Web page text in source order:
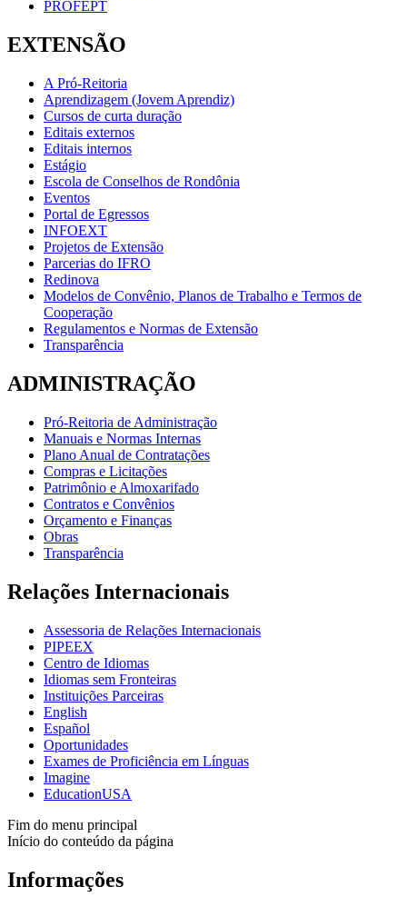
PROFEPT
EXTENSÃO
A Pró-Reitoria
Aprendizagem (Jovem Aprendiz)
Cursos de curta duração
Editais externos
Editais internos
Estágio
Escola de Conselhos de Rondônia
Eventos
Portal de Egressos
INFOEXT
Projetos de Extensão
Parcerias do IFRO
Redinova
Modelos de Convênio, Planos de Trabalho e Termos de
Cooperação
Regulamentos e Normas de Extensão
Transparência
ADMINISTRAÇÃO
Pró-Reitoria de Administração
Manuais e Normas Internas
Plano Anual de Contratações
Compras e Licitações
Patrimônio e Almoxarifado
Contratos e Convênios
Orçamento e Finanças
Obras
Transparência
Relações Internacionais
Assessoria de Relações Internacionais
PIPEEX
Centro de Idiomas
Idiomas sem Fronteiras
Instituições Parceiras
English
Español
Oportunidades
Exames de Proficiência em Línguas
Imagine
EducationUSA
Fim do menu principal
Início do conteúdo da página
Informações